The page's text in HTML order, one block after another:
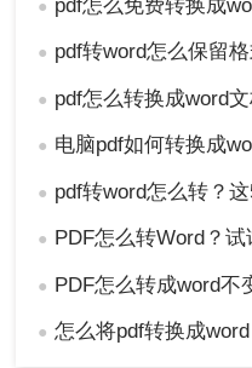
● pdf怎么免费转换成
● pdf转word怎么保留格式
● pdf怎么转换成word文
● 电脑pdf如何转换成word格式？
● pdf转word怎么转？
● PDF怎么转Word？
● PDF怎么转成word不
● 怎么将pdf转换成word？